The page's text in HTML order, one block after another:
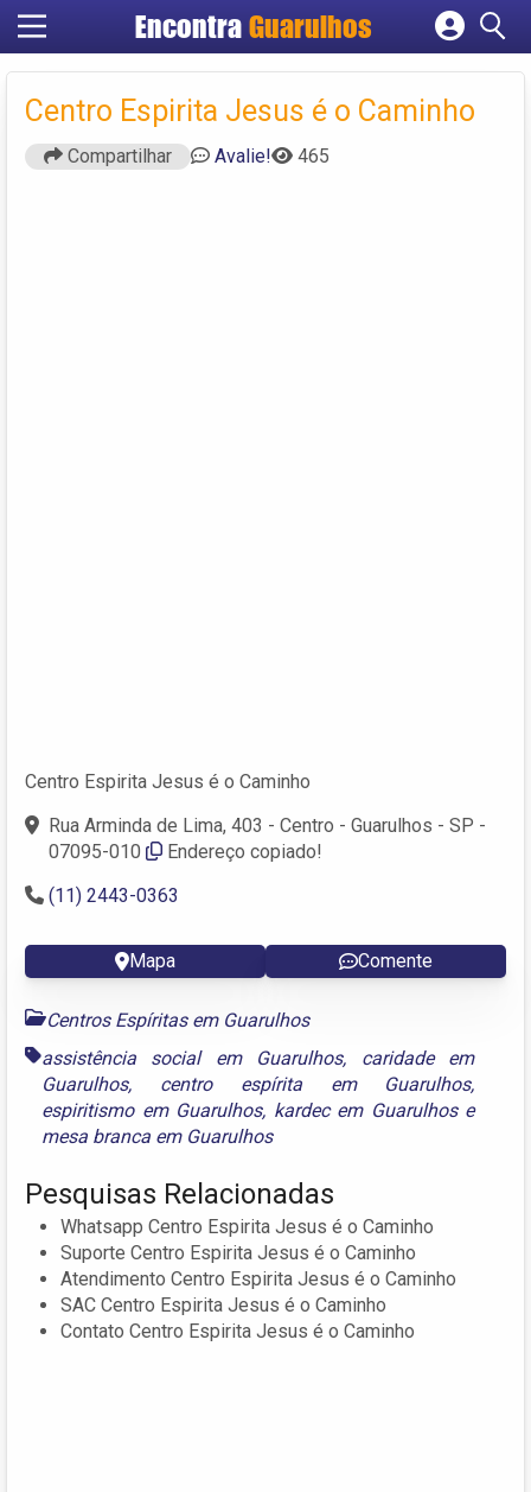
Encontra Guarulhos
Cadastrar empresa
Criar conta
Centro Espirita Jesus é o Caminho
Compartilhar Avalie! 465
Centro Espirita Jesus é o Caminho
Rua Arminda de Lima, 403 - Centro - Guarulhos - SP -
07095-010
Endereço copiado!
(11) 2443-0363
Mapa Comente
Centros Espíritas em Guarulhos
assistência social em Guarulhos, caridade em
Guarulhos, centro espírita em Guarulhos,
espiritismo em Guarulhos, kardec em Guarulhose
mesa branca em Guarulhos
Pesquisas Relacionadas
Whatsapp Centro Espirita Jesus é o Caminho
Suporte Centro Espirita Jesus é o Caminho
Atendimento Centro Espirita Jesus é o Caminho
SAC Centro Espirita Jesus é o Caminho
Contato Centro Espirita Jesus é o Caminho